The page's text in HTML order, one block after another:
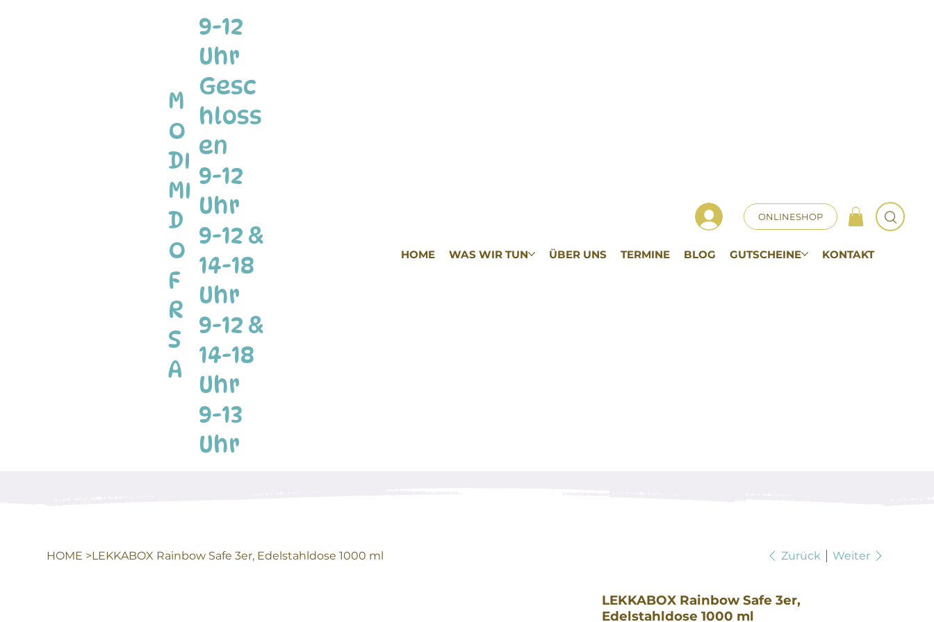
M
O
DI
MI
D
O
F
R
S
A
9-12
Uhr
Gesc
hloss
en
9-12
Uhr
9-12 &
14-18
Uhr
9-12 &
14-18
Uhr
9-13
Uhr
ONLINESHOP
HOME WAS WIR TUN ÜBER UNS TERMINE BLOG GUTSCHEINE KONTAKT
HOME >LEKKABOX Rainbow Safe 3er, Edelstahldose 1000 ml Zurück Weiter
LEKKABOX Rainbow Safe 3er,
Edelstahldose 1000 ml